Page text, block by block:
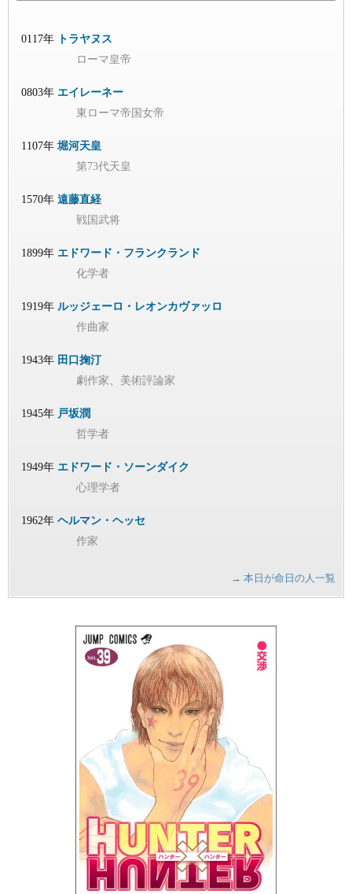
0117年
トラヤヌス
ローマ皇帝
0803年 エイレーネー
東ローマ帝国女帝
1107年 堀河天皇
第73代天皇
1570年 遠藤直経
戦国武将
1899年 エドワード・フランクランド
化学者
1919年 ルッジェーロ・レオンカヴァッロ
作曲家
1943年 田口掬汀
劇作家、美術評論家
1945年 戸坂潤
哲学者
1949年 エドワード・ソーンダイク
心理学者
1962年 ヘルマン・ヘッセ
作家
→ 本日が命日の人一覧